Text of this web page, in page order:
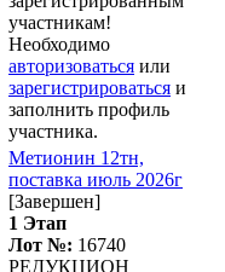
участникам!
Необходимо
авторизоваться или
зарегистрироваться и
заполнить профиль
участника.
Метионин 12тн,
поставка июль 2026г
[Завершен]
1 Этап
Лот №: 16740
РЕДУКЦИОН